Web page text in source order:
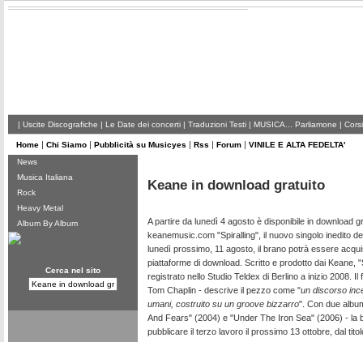
| Uscite Discografiche | Le Date dei concerti | Traduzioni Testi | MUSICA... Parliamone |
Home | Chi Siamo | Pubblicità su Musicyes | Rss | Forum | VINILE E ALTA FEDELTA'
News
Musica Italiana
Rock
Heavy Metal
Album By Album
Cerca nel sito
Keane in download gratuito
A partire da lunedì 4 agosto è disponibile in download
keanemusic.com "Spiralling", il nuovo singolo inedito
lunedì prossimo, 11 agosto, il brano potrà essere
piattaforme di download. Scritto e prodotto dai Keane,
registrato nello Studio Teldex di Berlino a inizio 2008. Il
Tom Chaplin - descrive il pezzo come "un discorso
umani, costruito su un groove bizzarro". Con due
And Fears" (2004) e "Under The Iron Sea" (2006) - la
pubblicare il terzo lavoro il prossimo 13 ottobre, dal